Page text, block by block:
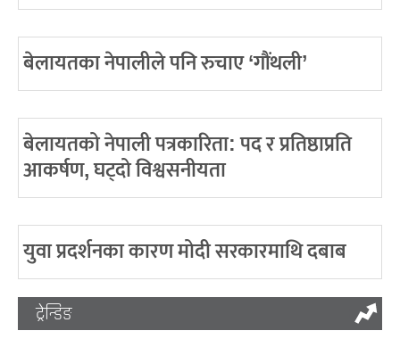
बेलायतका नेपालीले पनि रुचाए ‘गौंथली’
बेलायतको नेपाली पत्रकारिता: पद र प्रतिष्ठाप्रति
आकर्षण, घट्दो विश्वसनीयता
युवा प्रदर्शनका कारण मोदी सरकारमाथि दबाब
ट्रेन्डिङ